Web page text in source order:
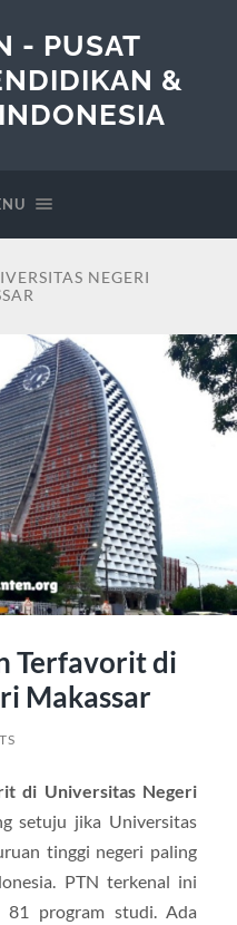
- PUSAT
&
NEGERI
Terfavorit di
Makassar
di Universitas Negeri
setuju jika Universitas
tinggi negeri paling
PTN terkenal ini
81 program studi. Ada